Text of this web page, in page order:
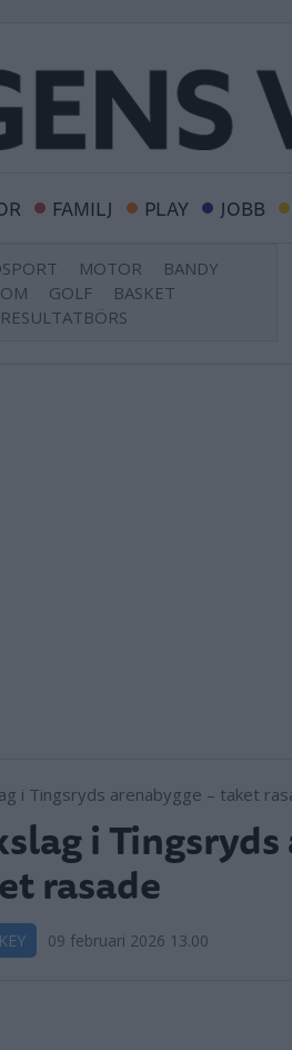
FAMILJ PLAY JOBB
MOTOR
BANDY
GOLF
BASKET
RESULTATBÖRS
i
rasade
09 februari 2026 13.00